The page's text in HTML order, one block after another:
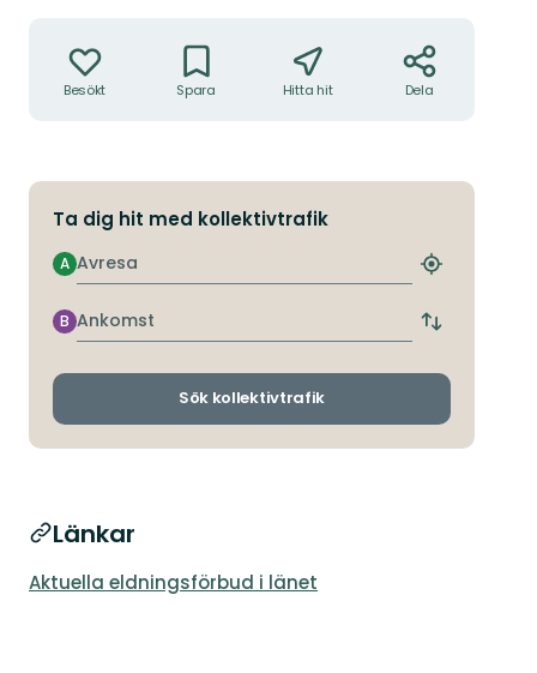
Besökt Spara Hitta hit Dela
Ta dig hit med kollektivtrafik
Avresa
A
Hitta
hållplats
Ankomst
B
Byt
och
Sök kollektivtrafik
Länkar
Aktuella eldningsförbud i länet